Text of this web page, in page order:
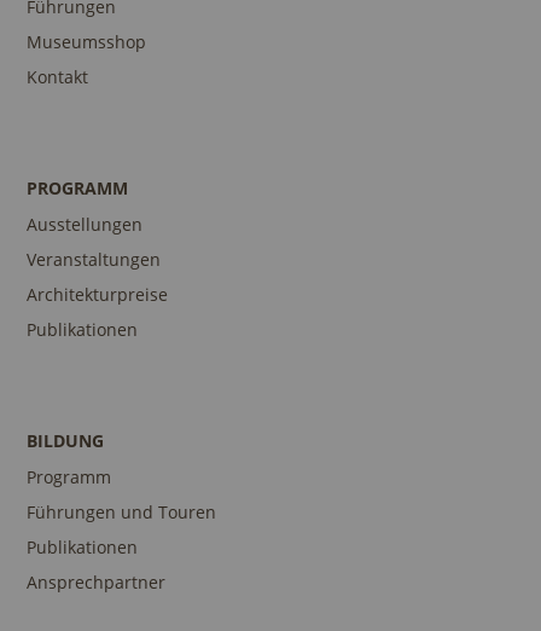
Führungen
Museumsshop
Kontakt
PROGRAMM
Ausstellungen
Veranstaltungen
Architekturpreise
Publikationen
BILDUNG
Programm
Führungen und Touren
Publikationen
Ansprechpartner